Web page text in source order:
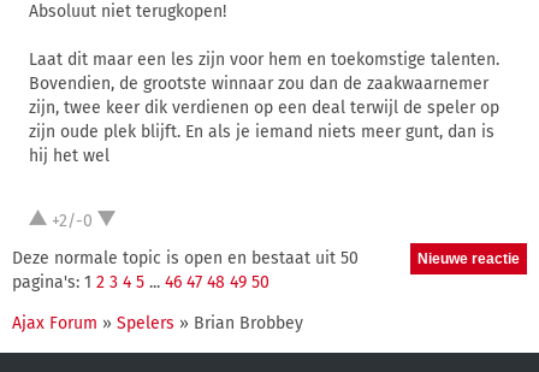
Absoluut niet terugkopen!
Laat dit maar een les zijn voor hem en toekomstige talenten.
Bovendien, de grootste winnaar zou dan de zaakwaarnemer
zijn, twee keer dik verdienen op een deal terwijl de speler op
zijn oude plek blijft. En als je iemand niets meer gunt, dan is
hij het wel
+2/-0
Deze normale topic is open en bestaat uit 50
pagina's: 1 2 3 4 5 ... 46 47 48 49 50
Ajax Forum » Spelers » Brian Brobbey